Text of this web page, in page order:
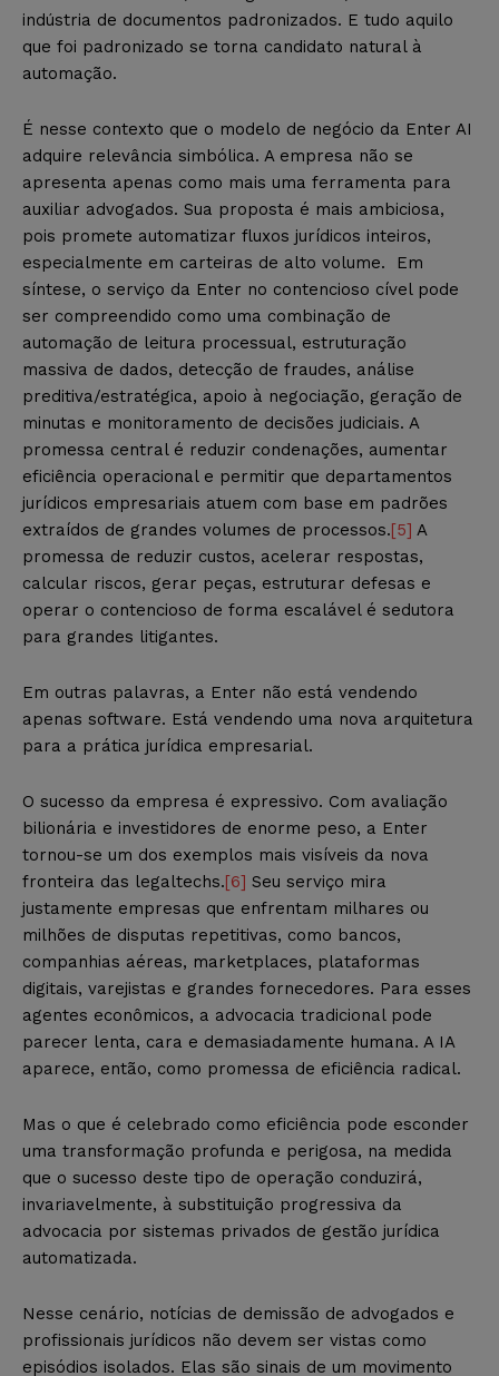
indústria de documentos padronizados. E tudo aquilo
que foi padronizado se torna candidato natural à
automação.
É nesse contexto que o modelo de negócio da Enter AI
adquire relevância simbólica. A empresa não se
apresenta apenas como mais uma ferramenta para
auxiliar advogados. Sua proposta é mais ambiciosa,
pois promete automatizar fluxos jurídicos inteiros,
especialmente em carteiras de alto volume. Em
síntese, o serviço da Enter no contencioso cível pode
ser compreendido como uma combinação de
automação de leitura processual, estruturação
massiva de dados, detecção de fraudes, análise
preditiva/estratégica, apoio à negociação, geração de
minutas e monitoramento de decisões judiciais. A
promessa central é reduzir condenações, aumentar
eficiência operacional e permitir que departamentos
jurídicos empresariais atuem com base em padrões
extraídos de grandes volumes de processos.[5] A
promessa de reduzir custos, acelerar respostas,
calcular riscos, gerar peças, estruturar defesas e
operar o contencioso de forma escalável é sedutora
para grandes litigantes.
Em outras palavras, a Enter não está vendendo
apenas software. Está vendendo uma nova arquitetura
para a prática jurídica empresarial.
O sucesso da empresa é expressivo. Com avaliação
bilionária e investidores de enorme peso, a Enter
tornou-se um dos exemplos mais visíveis da nova
fronteira das legaltechs.[6] Seu serviço mira
justamente empresas que enfrentam milhares ou
milhões de disputas repetitivas, como bancos,
companhias aéreas, marketplaces, plataformas
digitais, varejistas e grandes fornecedores. Para esses
agentes econômicos, a advocacia tradicional pode
parecer lenta, cara e demasiadamente humana. A IA
aparece, então, como promessa de eficiência radical.
Mas o que é celebrado como eficiência pode esconder
uma transformação profunda e perigosa, na medida
que o sucesso deste tipo de operação conduzirá,
invariavelmente, à substituição progressiva da
advocacia por sistemas privados de gestão jurídica
automatizada.
Nesse cenário, notícias de demissão de advogados e
profissionais jurídicos não devem ser vistas como
episódios isolados. Elas são sinais de um movimento